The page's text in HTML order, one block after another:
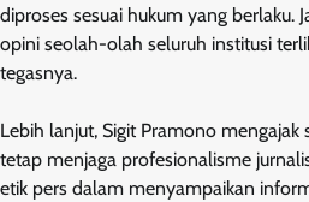
diproses sesuai hukum yang berlaku.
opini seolah-olah seluruh institusi
tegasnya.
Lebih lanjut, Sigit Pramono mengajak
tetap menjaga profesionalisme
etik pers dalam menyampaikan